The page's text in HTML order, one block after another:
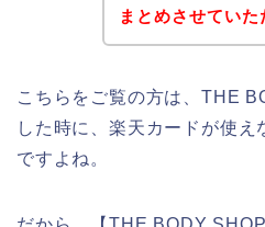
まとめさせていた
こちらをご覧の方は、THE
した時に、楽天カードが使え
ですよね。